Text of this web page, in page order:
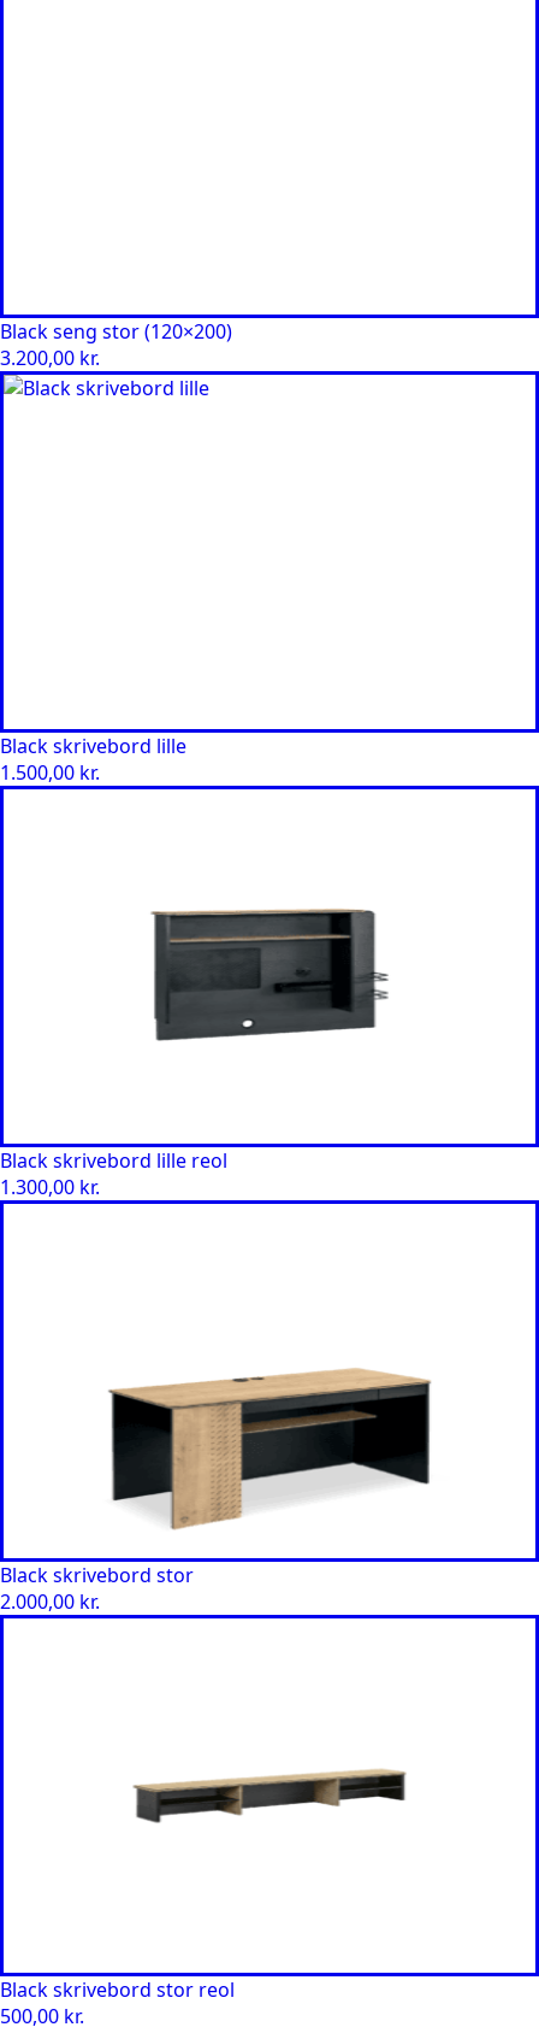
Black seng stor (120×200)
3.200,00 kr.
Black skrivebord lille
1.500,00 kr.
Black skrivebord lille reol
1.300,00 kr.
Black skrivebord stor
2.000,00 kr.
Black skrivebord stor reol
500,00 kr.